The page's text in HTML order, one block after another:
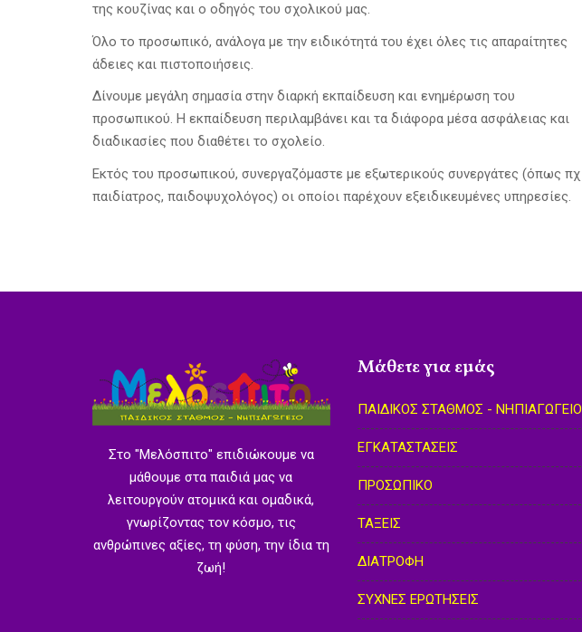
της κουζίνας και ο οδηγός του σχολικού μας.
Όλο το προσωπικό, ανάλογα με την ειδικότητά του έχει όλες τις απαραίτητες
άδειες και πιστοποιήσεις.
Δίνουμε μεγάλη σημασία στην διαρκή εκπαίδευση και ενημέρωση του
προσωπικού. Η εκπαίδευση περιλαμβάνει και τα διάφορα μέσα ασφάλειας και
διαδικασίες που διαθέτει το σχολείο.
Εκτός του προσωπικού, συνεργαζόμαστε με εξωτερικούς συνεργάτες (όπως πχ
παιδίατρος, παιδοψυχολόγος) οι οποίοι παρέχουν εξειδικευμένες υπηρεσίες.
Στο "Μελόσπιτο" επιδιώκουμε να
μάθουμε στα παιδιά μας να
λειτουργούν ατομικά και ομαδικά,
γνωρίζοντας τον κόσμο, τις
ανθρώπινες αξίες, τη φύση, την ίδια τη
ζωή!
Μάθετε για εμάς
ΠΑΙΔΙΚΟΣ ΣΤΑΘΜΟΣ - ΝΗΠΙΑΓΩΓΕΙΟ
ΕΓΚΑΤΑΣΤΑΣΕΙΣ
ΠΡΟΣΩΠΙΚΟ
ΤΑΞΕΙΣ
ΔΙΑΤΡΟΦΗ
ΣΥΧΝΕΣ ΕΡΩΤΗΣΕΙΣ